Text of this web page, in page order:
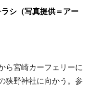
シ（写真提供＝アー
ら宮崎カーフェリーに
狭野神社に向かう。参